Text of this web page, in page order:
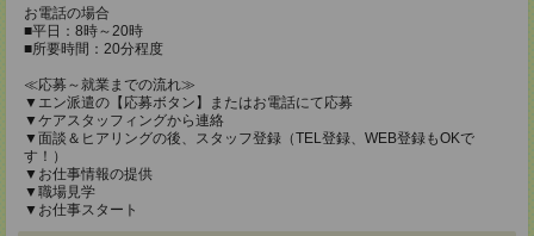
お電話の場合
■平日：8時～20時
■所要時間：20分程度
≪応募～就業までの流れ≫
▼エン派遣の【応募ボタン】またはお電話にて応募
▼ケアスタッフィングから連絡
▼面談＆ヒアリングの後、スタッフ登録（TEL登録、WEB登録もOKで
す！）
▼お仕事情報の提供
▼職場見学
▼お仕事スタート